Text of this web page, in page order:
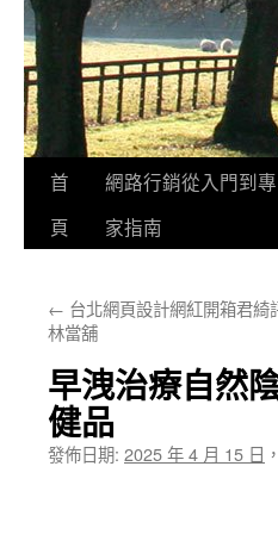
跳
要
首
頁
網路行銷從入門到專
家指南
← 台北網頁設計網紅開箱君綺
林當舖
早洩治療自然
健品
發佈日期: 2025 年 4 月 15 日 ，